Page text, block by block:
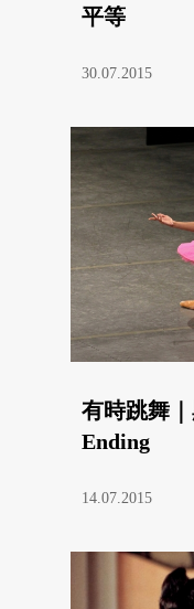
平等
30.07.2015
有時跳舞
Ending
14.07.2015